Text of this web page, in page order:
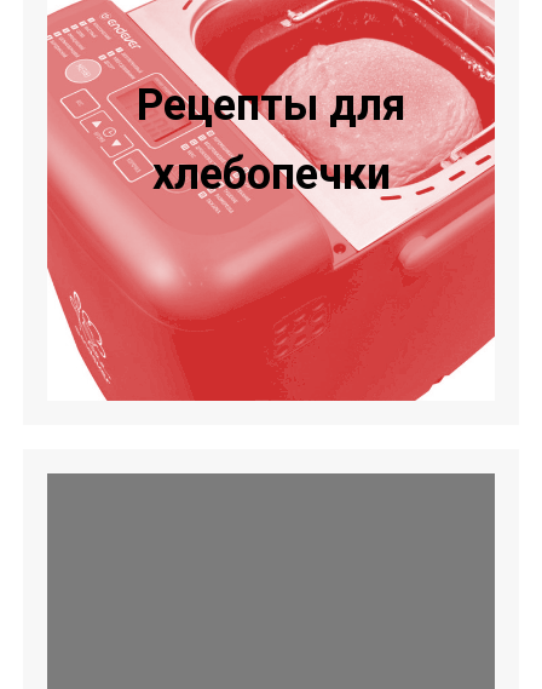
Рецепты для
хлебопечки